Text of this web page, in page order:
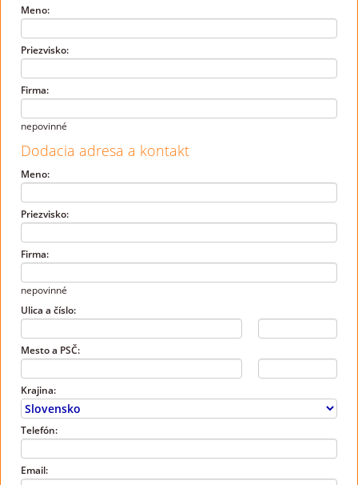
Meno:
Priezvisko:
Firma:
nepovinné
Dodacia adresa a kontakt
Meno:
Priezvisko:
Firma:
nepovinné
Ulica a číslo:
Mesto a PSČ:
Krajina:
Telefón:
Email: